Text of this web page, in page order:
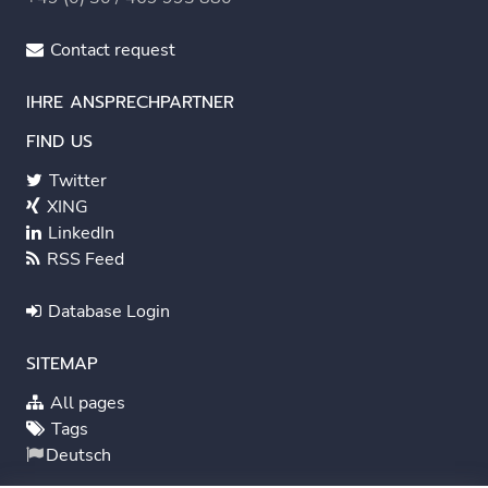
Contact request
IHRE ANSPRECHPARTNER
FIND US
Twitter
XING
LinkedIn
RSS Feed
Database Login
SITEMAP
All pages
Tags
Deutsch